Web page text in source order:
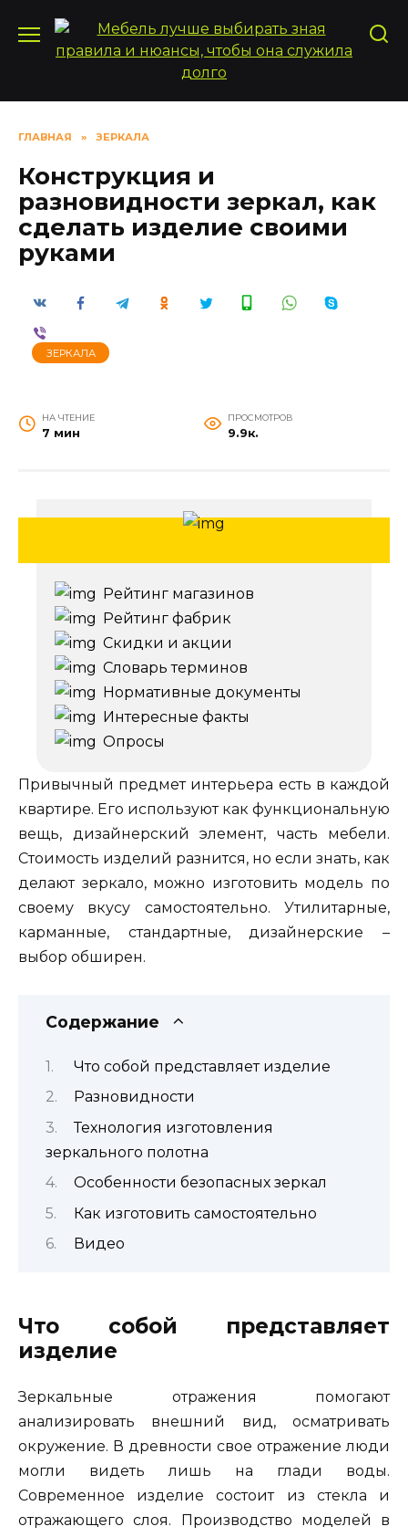
содержанию
ГЛАВНАЯ » ЗЕРКАЛА
Конструкция и
разновидности зеркал, как
сделать изделие своими
руками
ЗЕРКАЛА
НА ЧТЕНИЕ
7 мин
ПРОСМОТРОВ
9.9к.
Рейтинг магазинов
Рейтинг фабрик
Скидки и акции
Словарь терминов
Нормативные документы
Интересные факты
Опросы
Привычный предмет интерьера есть в каждой
квартире. Его используют как функциональную
вещь, дизайнерский элемент, часть мебели.
Стоимость изделий разнится, но если знать, как
делают зеркало, можно изготовить модель по
своему вкусу самостоятельно. Утилитарные,
карманные, стандартные, дизайнерские –
выбор обширен.
Содержание
Что собой представляет изделие
Разновидности
Технология изготовления
зеркального полотна
Особенности безопасных зеркал
Как изготовить самостоятельно
Видео
Что собой представляет
изделие
Зеркальные отражения помогают
анализировать внешний вид, осматривать
окружение. В древности свое отражение люди
могли видеть лишь на глади воды.
Современное изделие состоит из стекла и
отражающего слоя. Производство моделей в